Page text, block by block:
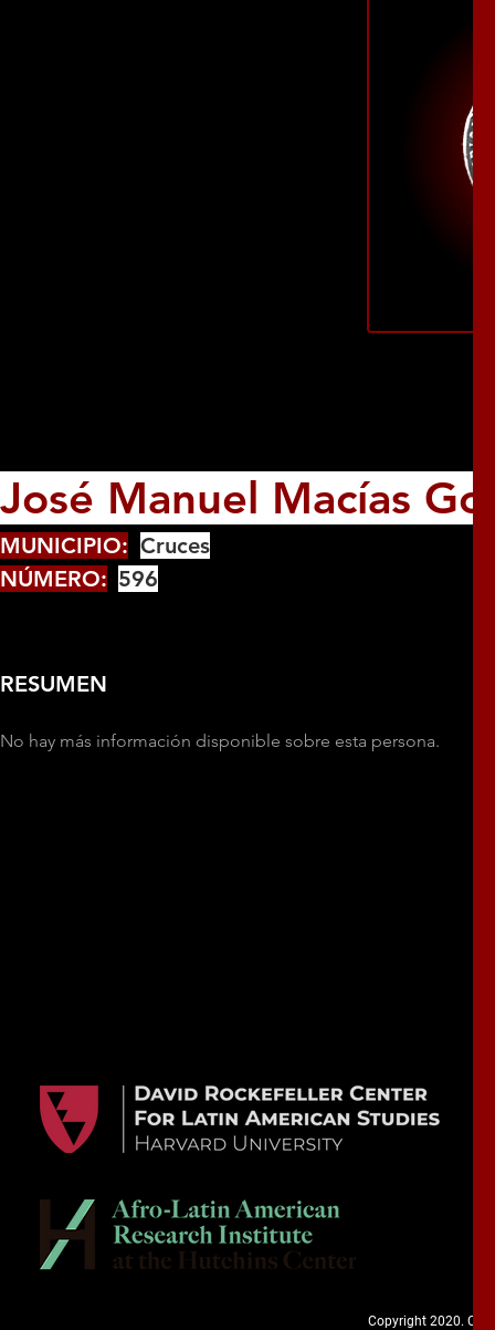
José Manuel Macías
MUNICIPIO: Cruces
NÚMERO: 596
RESUMEN
No hay más información disponible sobre esta persona.
Copyright 2020.